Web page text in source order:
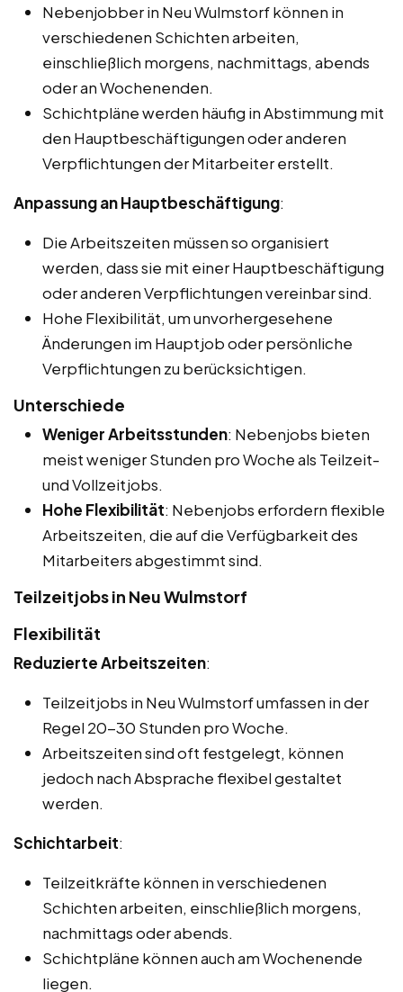
Nebenjobber in Neu Wulmstorf können in
verschiedenen Schichten arbeiten,
einschließlich morgens, nachmittags, abends
oder an Wochenenden.
Schichtpläne werden häufig in Abstimmung mit
den Hauptbeschäftigungen oder anderen
Verpflichtungen der Mitarbeiter erstellt.
Anpassung an Hauptbeschäftigung:
Die Arbeitszeiten müssen so organisiert
werden, dass sie mit einer Hauptbeschäftigung
oder anderen Verpflichtungen vereinbar sind.
Hohe Flexibilität, um unvorhergesehene
Änderungen im Hauptjob oder persönliche
Verpflichtungen zu berücksichtigen.
Unterschiede
Weniger Arbeitsstunden: Nebenjobs bieten
meist weniger Stunden pro Woche als Teilzeit-
und Vollzeitjobs.
Hohe Flexibilität: Nebenjobs erfordern flexible
Arbeitszeiten, die auf die Verfügbarkeit des
Mitarbeiters abgestimmt sind.
Teilzeitjobs in Neu Wulmstorf
Flexibilität
Reduzierte Arbeitszeiten:
Teilzeitjobs in Neu Wulmstorf umfassen in der
Regel 20-30 Stunden pro Woche.
Arbeitszeiten sind oft festgelegt, können
jedoch nach Absprache flexibel gestaltet
werden.
Schichtarbeit:
Teilzeitkräfte können in verschiedenen
Schichten arbeiten, einschließlich morgens,
nachmittags oder abends.
Schichtpläne können auch am Wochenende
liegen.